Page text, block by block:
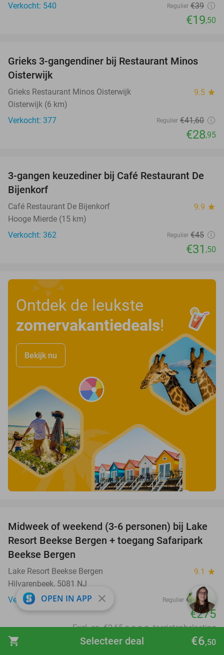
shopping_cart €6,50
Selecteer deal
Verkocht: 540
Regulier €39
€19,50
30%
Grieks 3-gangendiner bij Restaurant Minos
Oisterwijk
Grieks Restaurant Minos Oisterwijk 9.5 star
Oisterwijk (6 km)
Verkocht: 377
Regulier €41,60
€28,95
30%
3-gangen keuzediner bij Café Restaurant De
Bijenkorf
Café Restaurant De Bijenkorf 9.9 star
Hooge Mierde (15 km)
Verkocht: 362
Regulier €45
€31 ,50
Ontdek de leukste
zomervakantiedeals!
Bekijk nu
53%
Midweek of weekend (3-6 personen) bij Lake
Resort Beekse Bergen + toegang Safaripark
Beekse Bergen
Lake Resort Beekse Bergen 9.1 star
Hilvarenbeek, 5081 NJ
Verkocht: 51
Regulier €590
€275
Excl. ca. €2,65 p.p.p.n. toeristenbelasting
favorite_border
OPEN IN APP close